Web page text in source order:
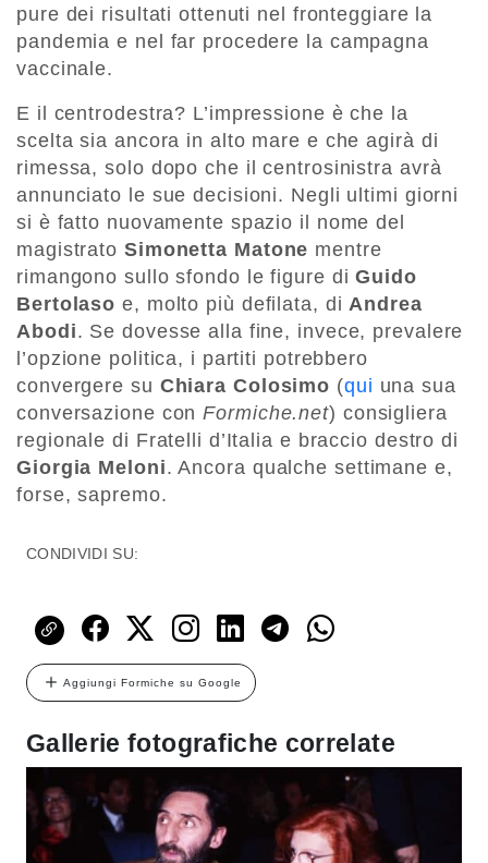
pure dei risultati ottenuti nel fronteggiare la
pandemia e nel far procedere la campagna
vaccinale.
E il centrodestra? L’impressione è che la
scelta sia ancora in alto mare e che agirà di
rimessa, solo dopo che il centrosinistra avrà
annunciato le sue decisioni. Negli ultimi giorni
si è fatto nuovamente spazio il nome del
magistrato Simonetta Matone mentre
rimangono sullo sfondo le figure diGuido
Bertolaso e, molto più defilata, diAndrea
Abodi. Se dovesse alla fine, invece, prevalere
l’opzione politica, i partiti potrebbero
convergere su Chiara Colosimo (qui una sua
conversazione conFormiche.net) consigliera
regionale di Fratelli d’Italia e braccio destro di
Giorgia Meloni. Ancora qualche settimane e,
forse, sapremo.
CONDIVIDI SU:
Aggiungi Formiche su Google
Gallerie fotografiche correlate